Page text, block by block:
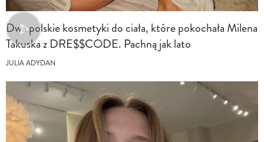
Dwa polskie kosmetyki do ciała, które pokochała Milena
Takuska z DRE$$CODE. Pachną jak lato
JULIA ADYDAN